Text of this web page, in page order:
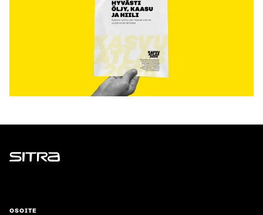
Sitra
OSOITE